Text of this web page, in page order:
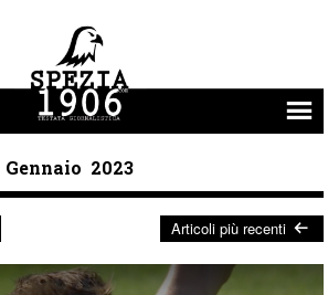
Gennaio 2023
Articoli più recenti